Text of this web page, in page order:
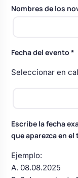
Nombres de los
Fecha del evento *
Seleccionar en
Escribe la fecha
que aparezca en
Ejemplo:
A. 08.08.2025